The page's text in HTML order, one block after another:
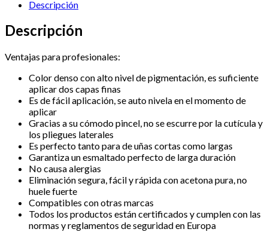
Violet Descripción
Descripción
Ventajas para profesionales:
Color denso con alto nivel de pigmentación, es suficiente
aplicar dos capas finas
⁠Es de fácil aplicación, se auto nivela en el momento de
aplicar
⁠Gracias a su cómodo pincel, no se escurre por la cutícula y
los pliegues laterales
⁠Es perfecto tanto para de uñas cortas como largas
⁠Garantiza un esmaltado perfecto de larga duración
⁠No causa alergias
⁠Eliminación segura, fácil y rápida con acetona pura, no
huele fuerte
⁠Compatibles con otras marcas
⁠Todos los productos están certificados y cumplen con las
normas y reglamentos de seguridad en Europa